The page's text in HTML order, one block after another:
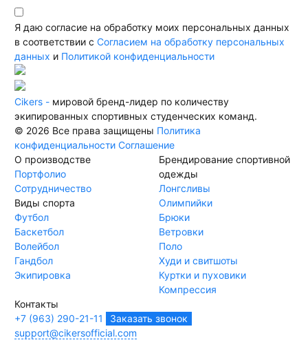
Я даю согласие на обработку моих персональных данных
в соответствии с Согласием на обработку персональных
данных и Политикой конфиденциальности
Cikers - мировой бренд-лидер по количеству
экипированных спортивных студенческих команд.
© 2026 Все права защищены Политика
конфиденциальности Соглашение
О производстве
Портфолио
Сотрудничество
Виды спорта
Футбол
Баскетбол
Волейбол
Гандбол
Экипировка
Брендирование спортивной
одежды
Лонгсливы
Олимпийки
Брюки
Ветровки
Поло
Худи и свитшоты
Куртки и пуховики
Компрессия
Контакты
+7 (963) 290-21-11
Заказать звонок
support@cikersofficial.com